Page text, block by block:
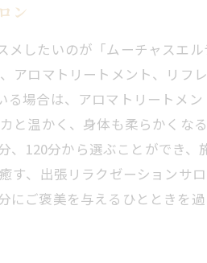
ン
したいのが「ムーチャスエ
アロマトリートメント、リフ
場合は、アロマトリートメ
と温かく、身体も柔らかくな
120分から選ぶことができ、
す、出張リラクゼーションサ
ご褒美を与えるひとときを